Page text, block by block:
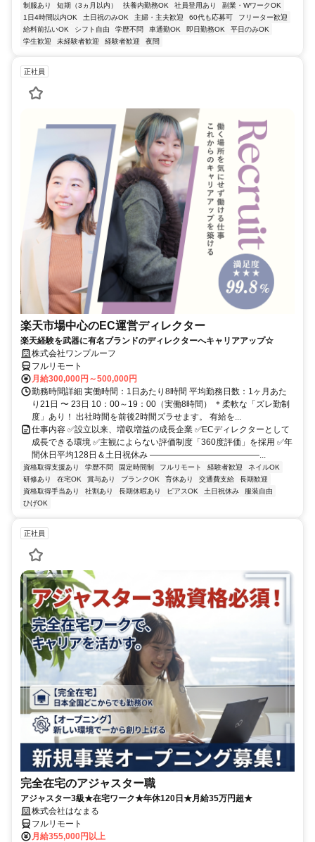
制服あり 短期（3ヵ月以内） 扶養内勤務OK 社員登用あり
副業・WワークOK
1日4時間以内OK
土日祝のみOK 主婦・主夫歓迎 60代も応募可
フリーター歓迎
給料前払いOK
シフト自由 学歴不問 車通勤OK 即日勤務OK
平日のみOK
学生歓迎
未経験者歓迎 経験者歓迎 夜間
正社員
楽天市場中心のEC運営ディレクター
楽天経験を武器に有名ブランドのディレクターへキャリアアップ☆
株式会社ワンプルーフ
フルリモート
月給300,000円～500,000円
勤務時間詳細 実働時間：1日あたり8時間 平均勤務日数：1ヶ月あた
り21日 〜 23日 10：00～19：00（実働8時間） ＊柔軟な「ズレ勤制
度」あり！ 出社時間を前後2時間ズラせます。 有給を...
仕事内容 ✅設立以来、増収増益の成長企業 ✅ECディレクターとして
成長できる環境 ✅主観によらない評価制度「360度評価」を採用 ✅年
間休日平均128日＆土日祝休み ―――――――――――――...
資格取得支援あり 学歴不問 固定時間制 フルリモート 経験者歓迎
ネイルOK
研修あり
在宅OK 賞与あり ブランクOK 育休あり 交通費支給
長期歓迎
資格取得手当あり
社割あり 長期休暇あり ピアスOK 土日祝休み
服装自由
ひげOK
正社員
完全在宅のアジャスター職
アジャスター3級★在宅ワーク★年休120日★月給35万円超★
株式会社はなまる
フルリモート
月給355,000円以上